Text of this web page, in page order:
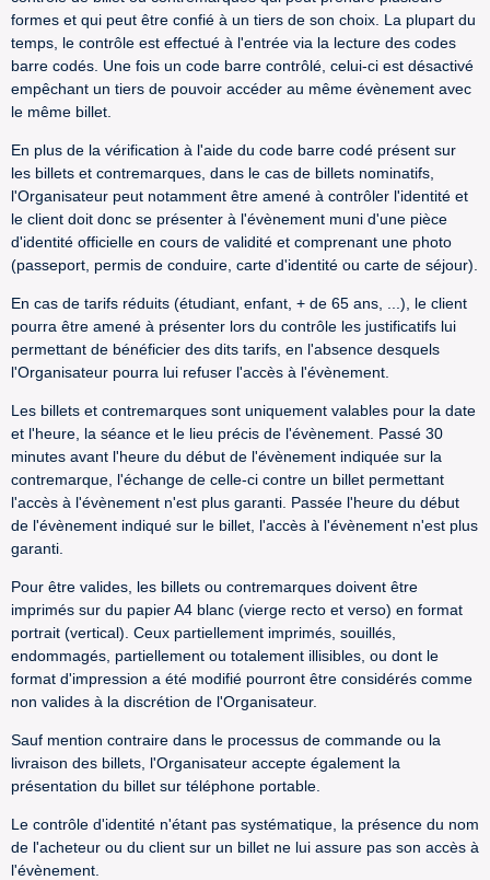
formes et qui peut être confié à un tiers de son choix. La plupart du
temps, le contrôle est effectué à l'entrée via la lecture des codes
barre codés. Une fois un code barre contrôlé, celui-ci est désactivé
empêchant un tiers de pouvoir accéder au même évènement avec
le même billet.
En plus de la vérification à l'aide du code barre codé présent sur
les billets et contremarques, dans le cas de billets nominatifs,
l'Organisateur peut notamment être amené à contrôler l'identité et
le client doit donc se présenter à l'évènement muni d'une pièce
d'identité officielle en cours de validité et comprenant une photo
(passeport, permis de conduire, carte d'identité ou carte de séjour).
En cas de tarifs réduits (étudiant, enfant, + de 65 ans, ...), le client
pourra être amené à présenter lors du contrôle les justificatifs lui
permettant de bénéficier des dits tarifs, en l'absence desquels
l'Organisateur pourra lui refuser l'accès à l'évènement.
Les billets et contremarques sont uniquement valables pour la date
et l'heure, la séance et le lieu précis de l'évènement. Passé 30
minutes avant l'heure du début de l'évènement indiquée sur la
contremarque, l'échange de celle-ci contre un billet permettant
l'accès à l'évènement n'est plus garanti. Passée l'heure du début
de l'évènement indiqué sur le billet, l'accès à l'évènement n'est plus
garanti.
Pour être valides, les billets ou contremarques doivent être
imprimés sur du papier A4 blanc (vierge recto et verso) en format
portrait (vertical). Ceux partiellement imprimés, souillés,
endommagés, partiellement ou totalement illisibles, ou dont le
format d'impression a été modifié pourront être considérés comme
non valides à la discrétion de l'Organisateur.
Sauf mention contraire dans le processus de commande ou la
livraison des billets, l'Organisateur accepte également la
présentation du billet sur téléphone portable.
Le contrôle d'identité n'étant pas systématique, la présence du nom
de l'acheteur ou du client sur un billet ne lui assure pas son accès à
l'évènement.